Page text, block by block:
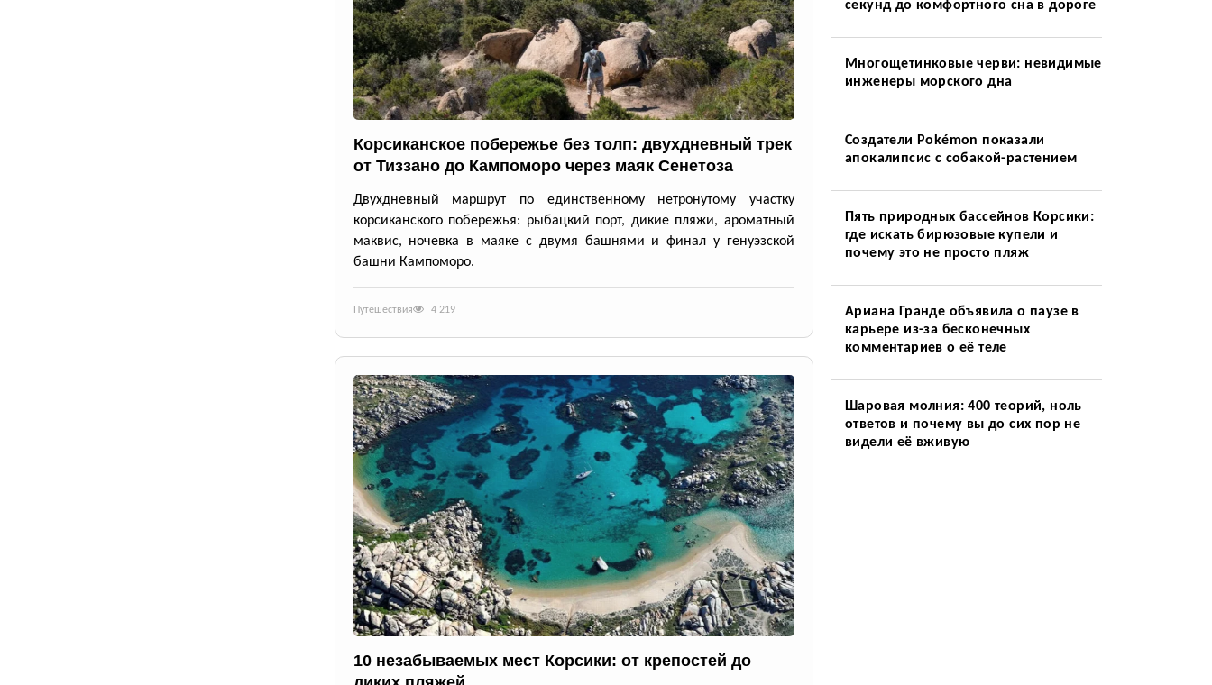
Корсиканское побережье без толп: двухдневный трек
от Тиззано до Кампоморо через маяк Сенетоза
Двухдневный маршрут по единственному нетронутому участку
корсиканского побережья: рыбацкий порт, дикие пляжи, ароматный
маквис, ночевка в маяке с двумя башнями и финал у генуэзской
башни Кампоморо.
Путешествия 4 219
10 незабываемых мест Корсики: от крепостей до
секунд до комфортного сна в дороге
Многощетинковые черви: невидимые
инженеры морского дна
Создатели Pokémon показали
апокалипсис с собакой-растением
Пять природных бассейнов Корсики:
где искать бирюзовые купели и
почему это не просто пляж
Ариана Гранде объявила о паузе в
карьере из-за бесконечных
комментариев о её теле
Шаровая молния: 400 теорий, ноль
ответов и почему вы до сих пор не
видели её вживую